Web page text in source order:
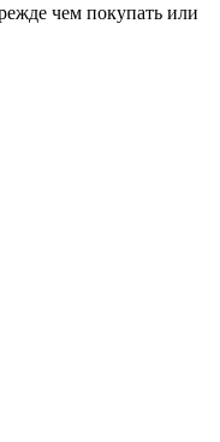
чем покупать или